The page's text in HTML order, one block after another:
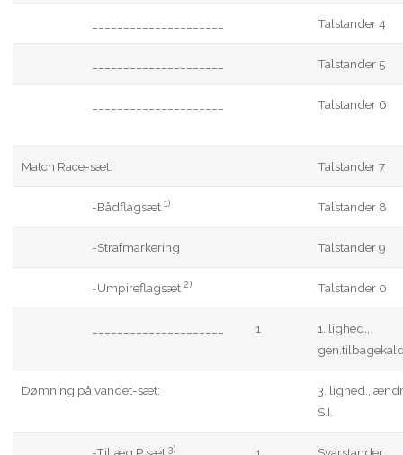
Talstander 4
Talstander 5
Talstander 6
Match Race-sæt: Talstander 7
-Bådflagsæt 1) Talstander 8
-Strafmarkering Talstander 9
-Umpireflagsæt 2) Talstander 0
1
1. lighed.,
Dømning på vandet-sæt:
3. lighed.,
S.I.
3)